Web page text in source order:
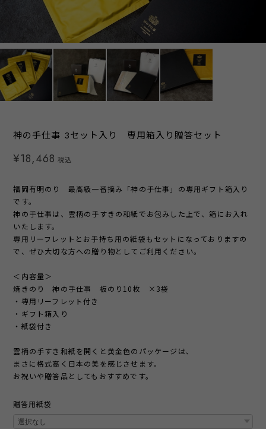
神の手仕事 3セット入り 専用箱入り贈答セット
¥18,468 税込
福岡有明のり 最高級一番摘み「神の手仕事」の専用ギフト箱入り
です。
神の手仕事は、雲柄の手すきの和紙でお包みした上で、箱にお入れ
いたします。
専用リーフレットとお手持ち用の紙袋もセットになっておりますの
で、ぜひ大切な方への贈り物としてご利用ください。
＜内容量＞
焼きのり 神の手仕事 板のり10枚 ×3袋
・専用リーフレット付き
・ギフト箱入り
・紙袋付き
雲柄の手すき和紙を開くと黄金色のパッケージは、
まさに格式高く日本の美を感じさせます。
お祝いや贈答品としてもおすすめです。
贈答用紙袋